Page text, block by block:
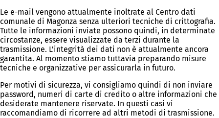
Le e-mail vengono attualmente inoltrate al Centro dati
comunale di Magonza senza ulteriori tecniche di crittografia.
Tutte le informazioni inviate possono quindi, in determinate
circostanze, essere visualizzate da terzi durante la
trasmissione. L'integrità dei dati non è attualmente ancora
garantita. Al momento stiamo tuttavia preparando misure
tecniche e organizzative per assicurarla in futuro.
Per motivi di sicurezza, vi consigliamo quindi di non inviare
password, numeri di carte di credito o altre informazioni che
desiderate mantenere riservate. In questi casi vi
raccomandiamo di ricorrere ad altri metodi di trasmissione.